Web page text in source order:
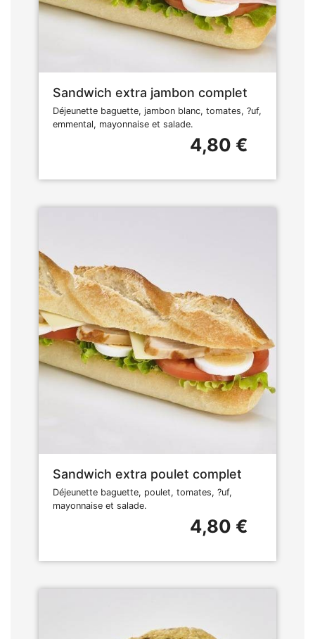
Sandwich extra jambon complet
Déjeunette baguette, jambon blanc, tomates, ?uf,
emmental, mayonnaise et salade.
4,80 €
Sandwich extra poulet complet
Déjeunette baguette, poulet, tomates, ?uf,
mayonnaise et salade.
4,80 €